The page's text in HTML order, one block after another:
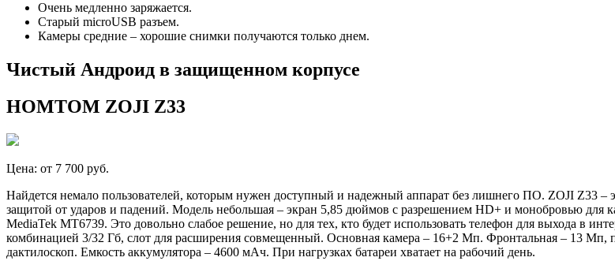
Очень медленно заряжается.
Старый microUSB разъем.
Камеры средние – хорошие снимки получаются только днем.
Чистый Андроид в защищенном корпусе
HOMTOM ZOJI Z33
Цена: от 7 700 руб.
Найдется немало пользователей, которым нужен доступный и надежный аппарат без лишнего ПО. ZOJI Z33 –
защитой от ударов и падений. Модель небольшая – экран 5,85 дюймов с разрешением HD+ и монобровью для
MediaTek MT6739. Это довольно слабое решение, но для тех, кто будет использовать телефон для выхода в
комбинацией 3/32 Гб, слот для расширения совмещенный. Основная камера – 16+2 Мп. Фронтальная – 13 Мп,
дактилоскоп. Емкость аккумулятора – 4600 мАч. При нагрузках батареи хватает на рабочий день.